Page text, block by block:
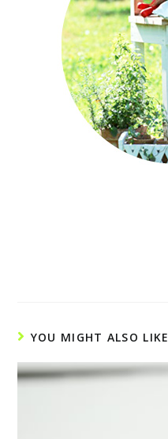
YOU MIGHT ALSO LIKE